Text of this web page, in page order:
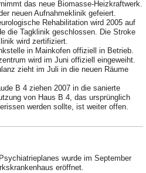
das neue Biomasse-Heizkraftwerk.
neuen Aufnahmeklinik gefeiert.
Rehabilitation wird 2005 auf
die Tagklinik geschlossen. Die Stroke
wird zertifiziert.
in Mainkofen offiziell in Betrieb.
wird im Juni offiziell eingeweiht.
zieht im Juli in die neuen Räume
B 4 ziehen 2007 in die sanierte
von Haus B 4, das ursprünglich
werden sollte, ist weiter offen.
wurde im September
eröffnet.